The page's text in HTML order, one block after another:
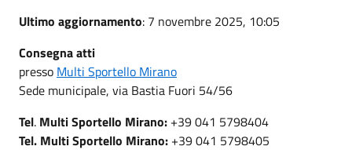
Ultimo aggiornamento: 7 novembre 2025, 10:05
Consegna atti
presso Multi Sportello Mirano
Sede municipale, via Bastia Fuori 54/56
Tel. Multi Sportello Mirano: +39 041 5798404
Tel. Multi Sportello Mirano: +39 041 5798405